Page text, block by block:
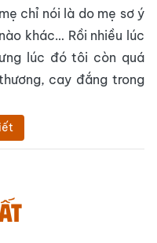
chỉ nói là do mẹ sơ ý
khác… Rồi nhiều lúc
lúc đó tôi còn quá
cay đắng trong